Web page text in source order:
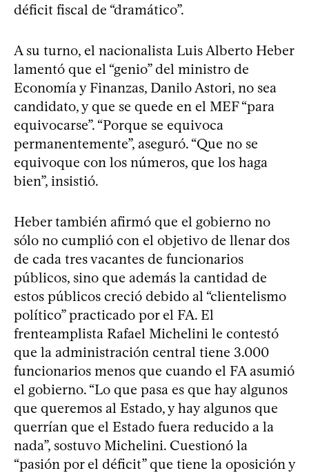
déficit fiscal de “dramático”.
A su turno, el nacionalista Luis Alberto Heber
lamentó que el “genio” del ministro de
Economía y Finanzas, Danilo Astori, no sea
candidato, y que se quede en el MEF “para
equivocarse”. “Porque se equivoca
permanentemente”, aseguró. “Que no se
equivoque con los números, que los haga
bien”, insistió.
Heber también afirmó que el gobierno no
sólo no cumplió con el objetivo de llenar dos
de cada tres vacantes de funcionarios
públicos, sino que además la cantidad de
estos públicos creció debido al “clientelismo
político” practicado por el FA. El
frenteamplista Rafael Michelini le contestó
que la administración central tiene 3.000
funcionarios menos que cuando el FA asumió
el gobierno. “Lo que pasa es que hay algunos
que queremos al Estado, y hay algunos que
querrían que el Estado fuera reducido a la
nada”, sostuvo Michelini. Cuestionó la
“pasión por el déficit” que tiene la oposición y